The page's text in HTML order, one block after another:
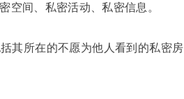
空间、私密活动、私密信息。
其所在的不愿为他人看到的私密房